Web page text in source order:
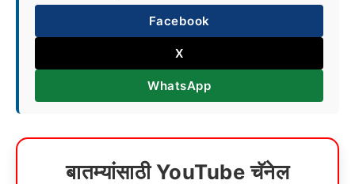
Facebook
X
WhatsApp
बातम्यांसाठी YouTube चॅनेल